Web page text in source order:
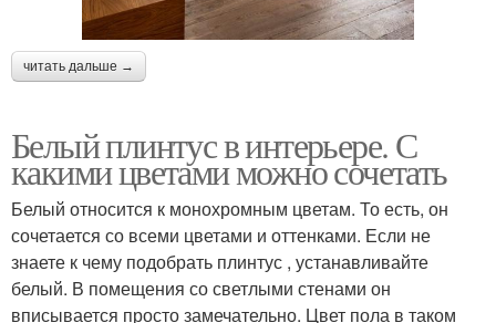
читать дальше →
Белый плинтус в интерьере. С
какими цветами можно сочетать
Белый относится к монохромным цветам. То есть, он
сочетается со всеми цветами и оттенками. Если не
знаете к чему подобрать плинтус , устанавливайте
белый. В помещения со светлыми стенами он
вписывается просто замечательно. Цвет пола в таком